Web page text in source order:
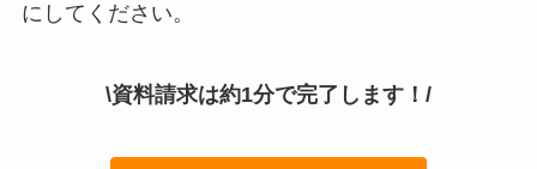
にしてください。
\資料請求は約1分で完了します！/